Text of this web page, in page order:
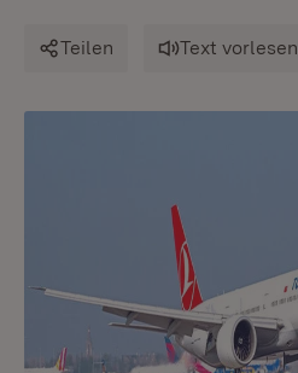
Teilen Text vorlesen